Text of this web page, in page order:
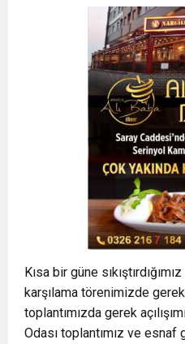
Kısa bir güne
karşılama törenimizde
toplantımızda gerek
Odası toplantımız ve